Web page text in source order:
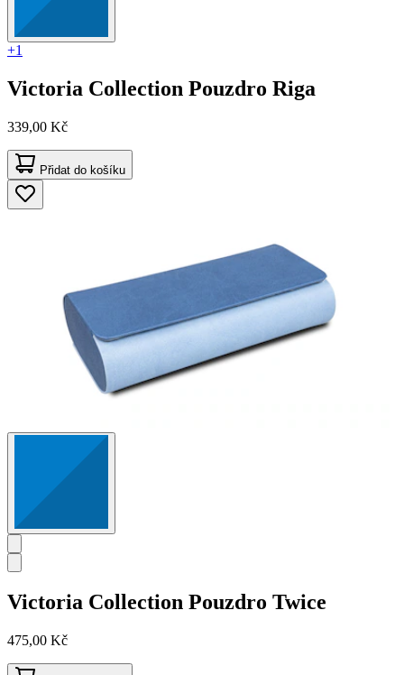
+1
Victoria Collection Pouzdro Riga
339,00 Kč
Přidat do košíku
Victoria Collection Pouzdro Twice
475,00 Kč